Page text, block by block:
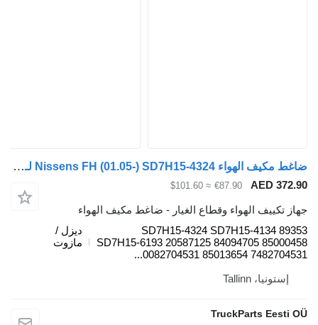
ضاغط مكيف الهواء Nissens FH (01.05-) SD7H15-4324 لـ السيارات القاطرة Volvo FH12, FH16, NH12, FH, VNL780 (1993-2014)
AED
€87.90
≈ $101.60
تكييف الهواء وقطاع الغيار - ضاغط مكيف الهواء
SD7H15-4324 SD7H15-4134
SD7H15-6193 20587125 84094705
0082704531 85013654
ديزل /
مازوت
إستونيا، Tallinn
TruckParts Eesti